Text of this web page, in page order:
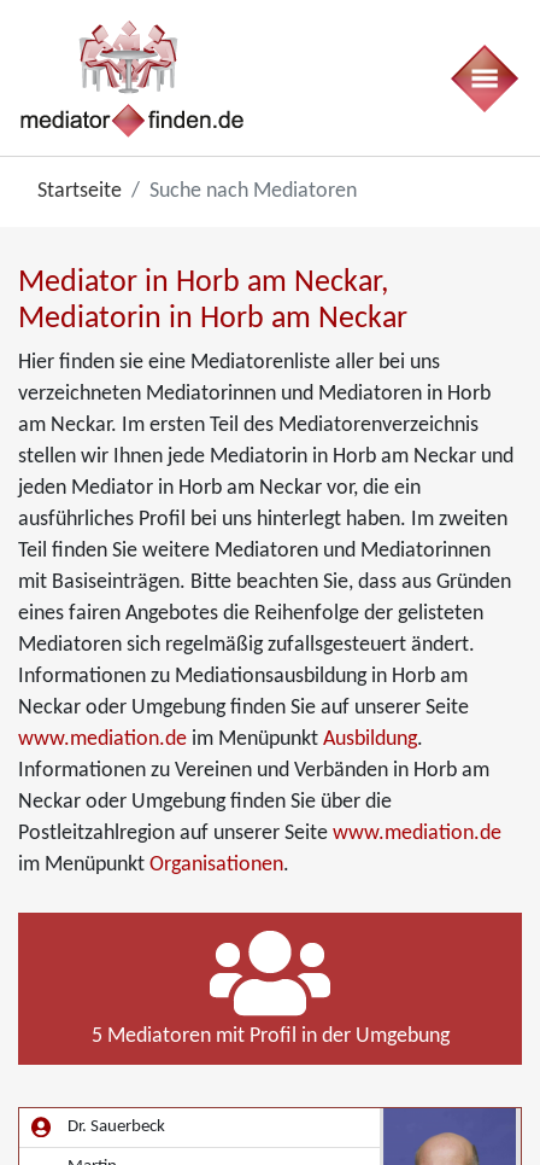
Startseite Suche nach Mediatoren
Mediator in Horb am Neckar,
Mediatorin in Horb am Neckar
Hier finden sie eine Mediatorenliste aller bei uns
verzeichneten Mediatorinnen und Mediatoren in Horb
am Neckar. Im ersten Teil des Mediatorenverzeichnis
stellen wir Ihnen jede Mediatorin in Horb am Neckar und
jeden Mediator in Horb am Neckar vor, die ein
ausführliches Profil bei uns hinterlegt haben. Im zweiten
Teil finden Sie weitere Mediatoren und Mediatorinnen
mit Basiseinträgen. Bitte beachten Sie, dass aus Gründen
eines fairen Angebotes die Reihenfolge der gelisteten
Mediatoren sich regelmäßig zufallsgesteuert ändert.
Informationen zu Mediationsausbildung in Horb am
Neckar oder Umgebung finden Sie auf unserer Seite
www.mediation.de im Menüpunkt Ausbildung.
Informationen zu Vereinen und Verbänden in Horb am
Neckar oder Umgebung finden Sie über die
Postleitzahlregion auf unserer Seite www.mediation.de
im Menüpunkt Organisationen.
5 Mediatoren mit Profil in der Umgebung
Dr. Sauerbeck